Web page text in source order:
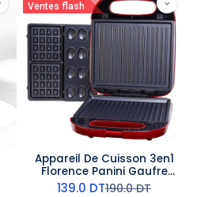
Ventes flash
Appareil De Cuisson 3en1
Florence Panini Gaufre
Zouza 1400W- Rouge
139.0 DT190.0DT